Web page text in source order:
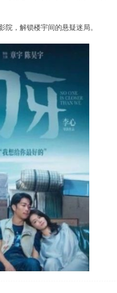
，解锁楼宇间的悬疑迷局。